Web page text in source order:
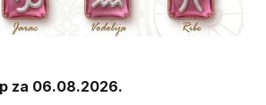
za 06.08.2026.